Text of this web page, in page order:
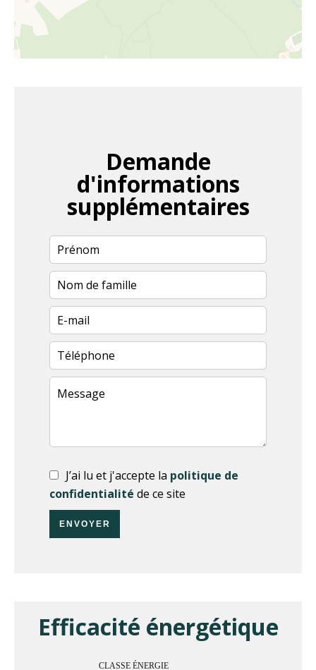
Demande
d'informations
supplémentaires
J’ai lu et j'accepte la politique de
confidentialité de ce site
ENVOYER
Efficacité énergétique